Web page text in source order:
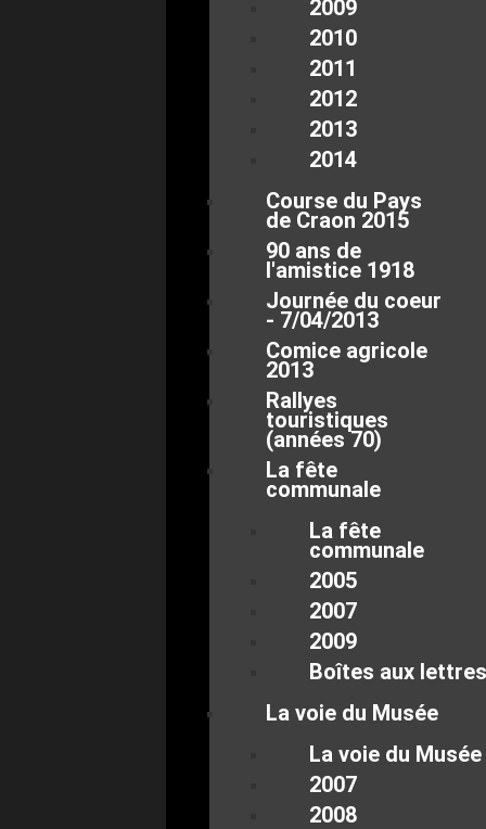
2009
2010
2011
2012
2013
2014
Course du Pays
de Craon 2015
90 ans de
l'amistice 1918
Journée du coeur
- 7/04/2013
Comice agricole
2013
Rallyes
touristiques
(années 70)
La fête
communale
La fête
communale
2005
2007
2009
Boîtes aux lettres
La voie du Musée
La voie du Musée
2007
2008